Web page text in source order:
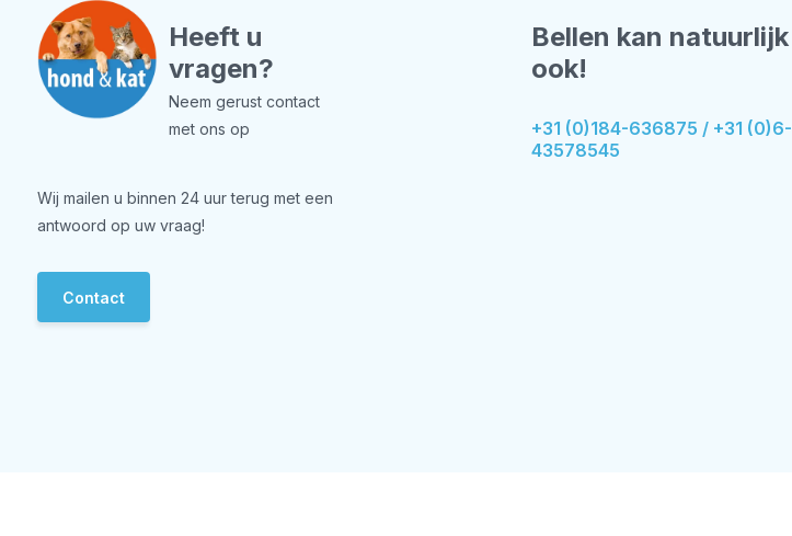
Heeft u
vragen?
Neem gerust contact
met ons op
Wij mailen u binnen 24 uur terug met een
antwoord op uw vraag!
Contact
Bellen kan natuurlijk
ook!
+31 (0)184-636875 / +31 (0)6-
43578545